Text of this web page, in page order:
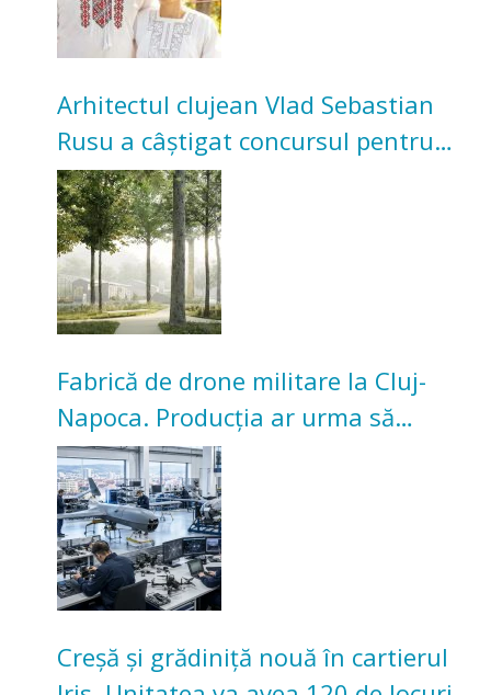
Arhitectul clujean Vlad Sebastian
Rusu a câștigat concursul pentru
transformarea Grădinii Casei
Universitarilor
Fabrică de drone militare la Cluj-
Napoca. Producția ar urma să
înceapă în toamna acestui an
Creșă și grădiniță nouă în cartierul